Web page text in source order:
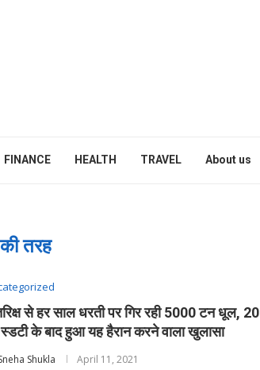
FINANCE HEALTH TRAVEL About us
तरह
से हर साल धरती पर गिर रही 5000 टन धूल,
के बाद हुआ यह हैरान करने वाला खुलासा
Shukla April 11, 2021